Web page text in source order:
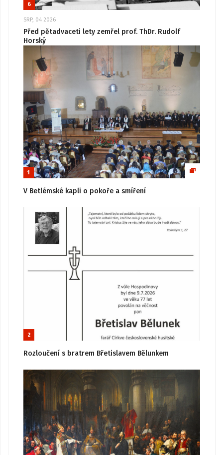
6
SRP, 04 2026
Před pětadvaceti lety zemřel prof. ThDr. Rudolf
Horský
1
V Betlémské kapli o pokoře a smíření
2
Rozloučení s bratrem Břetislavem Bělunkem